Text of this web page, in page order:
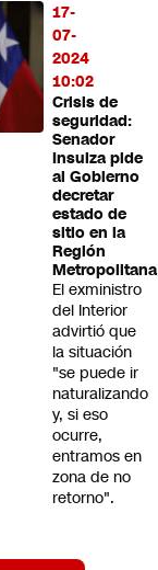
17-
07-
2024
10:02
Crisis de
seguridad:
Senador
Insulza pide
al Gobierno
decretar
estado de
sitio en la
Región
Metropolitana
El exministro
del Interior
advirtió que
la situación
"se puede ir
naturalizando
y, si eso
ocurre,
entramos en
zona de no
retorno".